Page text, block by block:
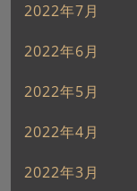
2022年7月
2022年6月
2022年5月
2022年4月
2022年3月